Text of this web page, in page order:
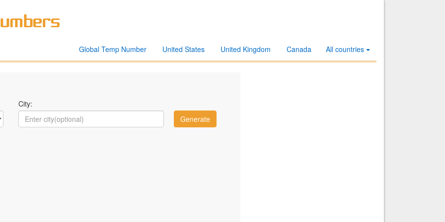
All countries
Canada
United Kingdom
United States
Global Temp Number
City: